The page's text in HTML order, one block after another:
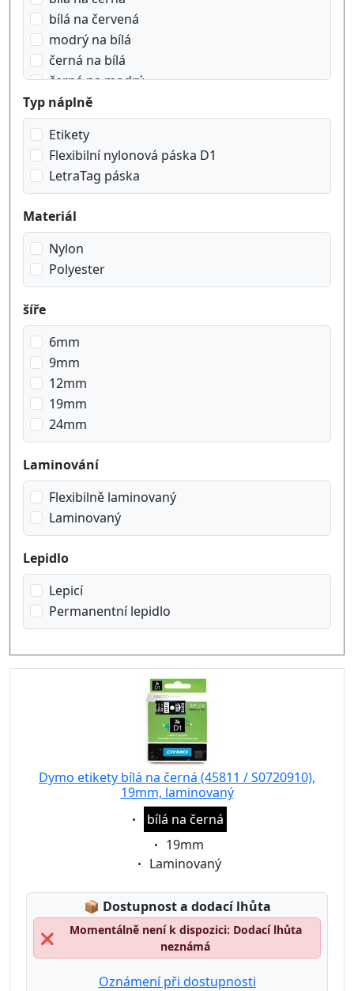
bílá na červená
modrý na bílá
černá na bílá
černá na modrý
černá na oranžový
černá na průhledný
černá na zelená
černá na červená
černá na žlutý
Typ náplně
Etikety
Flexibilní nylonová páska D1
LetraTag páska
Materiál
Nylon
Polyester
šíře
6mm
9mm
12mm
19mm
24mm
Laminování
Flexibilně laminovaný
Laminovaný
Lepidlo
Lepicí
Permanentní lepidlo
Dymo etikety bílá na černá (45811 / S0720910),
19mm, laminovaný
Eigenschaft:
bílá na černá
Eigenschaft:
19mm
Eigenschaft:
Laminovaný
📦 Lagerstatus:
Dostupnost a dodací lhůta
❌
Momentálně není k dispozici: Dodací lhůta
neznámá
Oznámení při dostupnosti